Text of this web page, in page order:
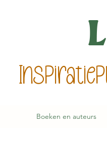
Boeken en auteurs